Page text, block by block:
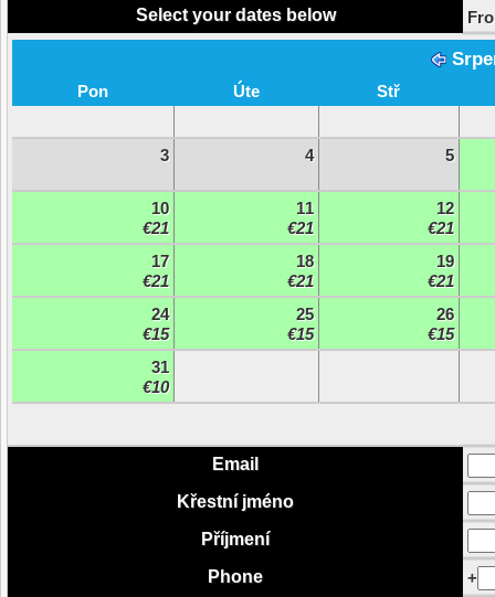
Select your dates below
Pon Úte Stř
3 4 5
10
€21
11
€21
12
€21
17
€21
18
€21
19
€21
24
€15
25
€15
26
€15
31
€10
Email
Křestní jméno
Příjmení
Phone
+